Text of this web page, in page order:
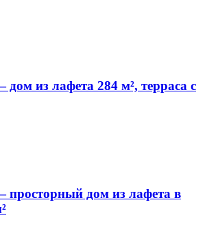
из лафета 284 м², терраса с
дом из лафета в